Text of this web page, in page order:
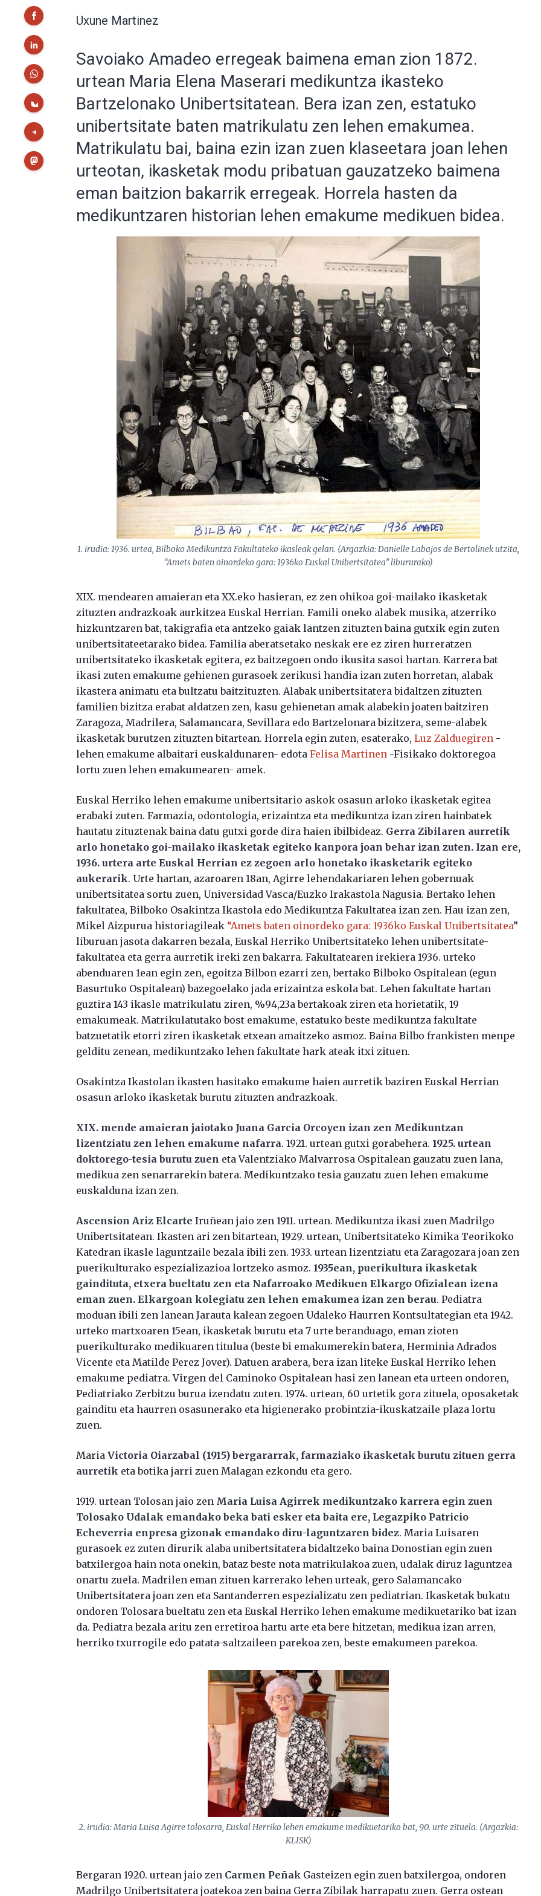
Uxune Martinez
Savoiako Amadeo erregeak baimena eman zion 1872.
urtean Maria Elena Maserari medikuntza ikasteko
Bartzelonako Unibertsitatean. Bera izan zen, estatuko
unibertsitate baten matrikulatu zen lehen emakumea.
Matrikulatu bai, baina ezin izan zuen klaseetara joan lehen
urteotan, ikasketak modu pribatuan gauzatzeko baimena
eman baitzion bakarrik erregeak. Horrela hasten da
medikuntzaren historian lehen emakume medikuen bidea.
1. irudia: 1936. urtea, Bilboko Medikuntza Fakultateko ikasleak gelan. (Argazkia: Danielle Labajos de Bertolinek utzita,
“Amets baten oinordeko gara: 1936ko Euskal Unibertsitatea” libururako)
XIX. mendearen amaieran eta XX.eko hasieran, ez zen ohikoa goi-mailako ikasketak
zituzten andrazkoak aurkitzea Euskal Herrian. Famili oneko alabek musika, atzerriko
hizkuntzaren bat, takigrafia eta antzeko gaiak lantzen zituzten baina gutxik egin zuten
unibertsitateetarako bidea. Familia aberatsetako neskak ere ez ziren hurreratzen
unibertsitateko ikasketak egitera, ez baitzegoen ondo ikusita sasoi hartan. Karrera bat
ikasi zuten emakume gehienen gurasoek zerikusi handia izan zuten horretan, alabak
ikastera animatu eta bultzatu baitzituzten. Alabak unibertsitatera bidaltzen zituzten
familien bizitza erabat aldatzen zen, kasu gehienetan amak alabekin joaten baitziren
Zaragoza, Madrilera, Salamancara, Sevillara edo Bartzelonara bizitzera, seme-alabek
ikasketak burutzen zituzten bitartean. Horrela egin zuten, esaterako,Luz Zalduegiren -
lehen emakume albaitari euskaldunaren- edotaFelisa Martinen -Fisikako doktoregoa
lortu zuen lehen emakumearen- amek.
Euskal Herriko lehen emakume unibertsitario askok osasun arloko ikasketak egitea
erabaki zuten. Farmazia, odontologia, erizaintza eta medikuntza izan ziren hainbatek
hautatu zituztenak baina datu gutxi gorde dira haien ibilbideaz. Gerra Zibilaren aurretik
arlo honetako goi-mailako ikasketak egiteko kanpora joan behar izan zuten. Izan ere,
1936. urtera arte Euskal Herrian ez zegoen arlo honetako ikasketarik egiteko
aukerarik. Urte hartan, azaroaren 18an, Agirre lehendakariaren lehen gobernuak
unibertsitatea sortu zuen, Universidad Vasca/Euzko Irakastola Nagusia. Bertako lehen
fakultatea, Bilboko Osakintza Ikastola edo Medikuntza Fakultatea izan zen. Hau izan zen,
Mikel Aizpurua historiagileak “Amets baten oinordeko gara: 1936ko Euskal Unibertsitatea”
liburuan jasota dakarren bezala, Euskal Herriko Unibertsitateko lehen unibertsitate-
fakultatea eta gerra aurretik ireki zen bakarra. Fakultatearen irekiera 1936. urteko
abenduaren 1ean egin zen, egoitza Bilbon ezarri zen, bertako Bilboko Ospitalean (egun
Basurtuko Ospitalean) bazegoelako jada erizaintza eskola bat. Lehen fakultate hartan
guztira 143 ikasle matrikulatu ziren, %94,23a bertakoak ziren eta horietatik, 19
emakumeak. Matrikulatutako bost emakume, estatuko beste medikuntza fakultate
batzuetatik etorri ziren ikasketak etxean amaitzeko asmoz. Baina Bilbo frankisten menpe
gelditu zenean, medikuntzako lehen fakultate hark ateak itxi zituen.
Osakintza Ikastolan ikasten hasitako emakume haien aurretik baziren Euskal Herrian
osasun arloko ikasketak burutu zituzten andrazkoak.
XIX. mende amaieran jaiotako Juana Garcia Orcoyen izan zen Medikuntzan
lizentziatu zen lehen emakume nafarra. 1921. urtean gutxi gorabehera.1925. urtean
doktorego-tesia burutu zuen eta Valentziako Malvarrosa Ospitalean gauzatu zuen lana,
medikua zen senarrarekin batera. Medikuntzako tesia gauzatu zuen lehen emakume
euskalduna izan zen.
Ascension Ariz Elcarte Iruñean jaio zen 1911. urtean. Medikuntza ikasi zuen Madrilgo
Unibertsitatean. Ikasten ari zen bitartean, 1929. urtean, Unibertsitateko Kimika Teorikoko
Katedran ikasle laguntzaile bezala ibili zen. 1933. urtean lizentziatu eta Zaragozara joan zen
puerikulturako espezializazioa lortzeko asmoz.1935ean, puerikultura ikasketak
gaindituta, etxera bueltatu zen eta Nafarroako Medikuen Elkargo Ofizialean izena
eman zuen. Elkargoan kolegiatu zen lehen emakumea izan zen berau. Pediatra
moduan ibili zen lanean Jarauta kalean zegoen Udaleko Haurren Kontsultategian eta 1942.
urteko martxoaren 15ean, ikasketak burutu eta 7 urte beranduago, eman zioten
puerikulturako medikuaren titulua (beste bi emakumerekin batera, Herminia Adrados
Vicente eta Matilde Perez Jover). Datuen arabera, bera izan liteke Euskal Herriko lehen
emakume pediatra. Virgen del Caminoko Ospitalean hasi zen lanean eta urteen ondoren,
Pediatriako Zerbitzu burua izendatu zuten. 1974. urtean, 60 urtetik gora zituela, oposaketak
gainditu eta haurren osasunerako eta higienerako probintzia-ikuskatzaile plaza lortu
zuen.
MariaVictoria Oiarzabal (1915) bergararrak, farmaziako ikasketak burutu zituen gerra
aurretik eta botika jarri zuen Malagan ezkondu eta gero.
1919. urtean Tolosan jaio zen Maria Luisa Agirrek medikuntzako karrera egin zuen
Tolosako Udalak emandako beka bati esker eta baita ere, Legazpiko Patricio
Echeverria enpresa gizonak emandako diru-laguntzaren bidez. Maria Luisaren
gurasoek ez zuten dirurik alaba unibertsitatera bidaltzeko baina Donostian egin zuen
batxilergoa hain nota onekin, bataz beste nota matrikulakoa zuen, udalak diruz laguntzea
onartu zuela. Madrilen eman zituen karrerako lehen urteak, gero Salamancako
Unibertsitatera joan zen eta Santanderren espezializatu zen pediatrian. Ikasketak bukatu
ondoren Tolosara bueltatu zen eta Euskal Herriko lehen emakume medikuetariko bat izan
da. Pediatra bezala aritu zen erretiroa hartu arte eta bere hitzetan, medikua izan arren,
herriko txurrogile edo patata-saltzaileen parekoa zen, beste emakumeen parekoa.
2. irudia: Maria Luisa Agirre tolosarra, Euskal Herriko lehen emakume medikuetariko bat, 90. urte zituela. (Argazkia:
KLISK)
Bergaran 1920. urtean jaio zen Carmen Peñak Gasteizen egin zuen batxilergoa, ondoren
Madrilgo Unibertsitatera joatekoa zen baina Gerra Zibilak harrapatu zuen. Gerra ostean